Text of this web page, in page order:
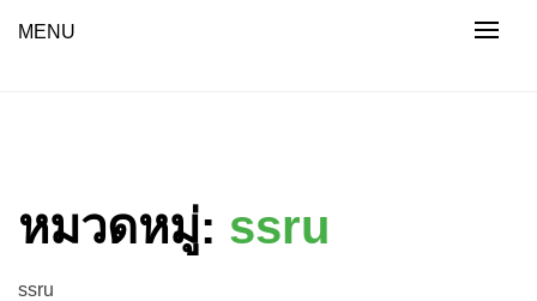
MENU
หมวดหมู่: ssru
ssru